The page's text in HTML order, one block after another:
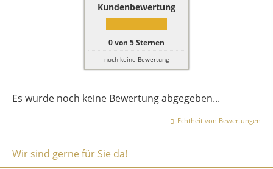
Kundenbewertung
0von 5Sternen
noch keine Bewertung
Es wurde noch keine Bewertung abgegeben...
Echtheit von Bewertungen
Wir sind gerne für Sie da!